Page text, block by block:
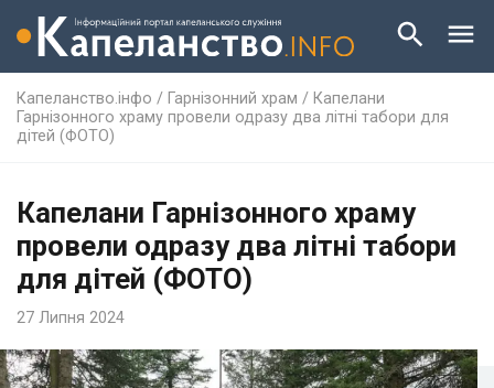
Капеланство.інфо / Гарнізонний храм / Капелани
Гарнізонного храму провели одразу два літні табори для
дітей (ФОТО)
Капелани Гарнізонного храму
провели одразу два літні табори
для дітей (ФОТО)
27 Липня 2024